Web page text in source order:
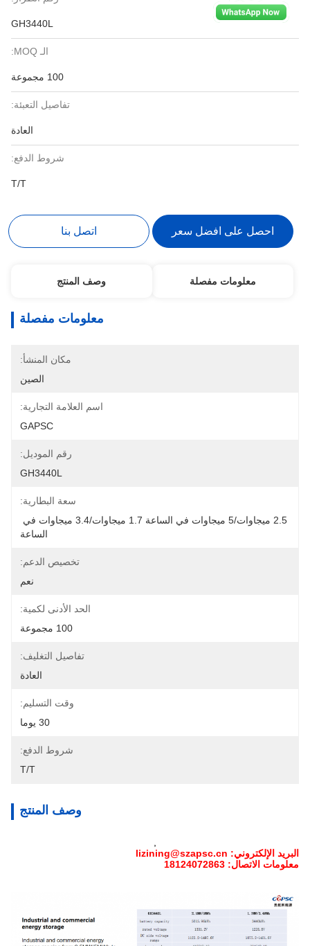
GH3440L
الـ MOQ:
100 مجموعة
تفاصيل التعبئة:
العادة
شروط الدفع:
T/T
احصل على افضل سعر اتصل بنا
معلومات مفصلة وصف المنتج
معلومات مفصلة
مكان المنشأ:
الصين
اسم العلامة التجارية:
GAPSC
رقم الموديل:
GH3440L
سعة البطارية:
الساعة
تخصيص الدعم:
نعم
الحد الأدنى لكمية:
100 مجموعة
تفاصيل التغليف:
العادة
وقت التسليم:
30 يوما
شروط الدفع:
T/T
وصف المنتج
البريد الإلكتروني: lizining@szapsc.cn
معلومات الاتصال: 18124072863